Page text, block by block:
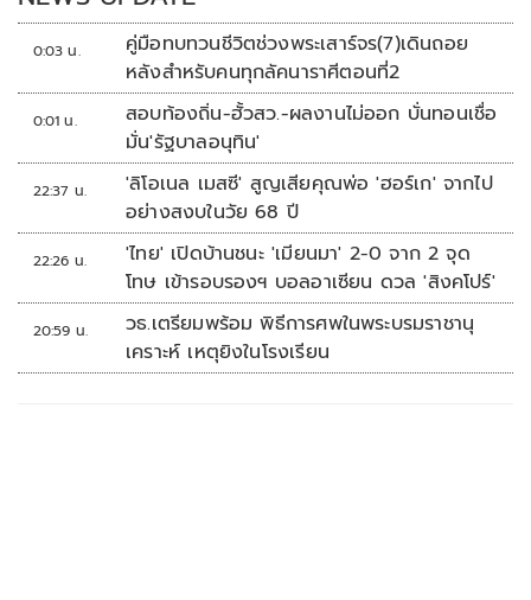
0:03 น.
คู่มือทบทวนชีวิตช่วงพระเสาร์จร(7)เดินถอย
หลังสำหรับคนทุกลัคนาราศีตอนที่2
0:01 น.
สอบท้องถิ่น-ฮั้วสว.-ผลงานไม่ออก บั่นทอนเชื่อ
มั่น'รัฐบาลอนุทิน'
22:37 น.
'ลิโอเนล เมสซี' สูญเสียคุณพ่อ 'ฮอร์เก' จากไป
อย่างสงบในวัย 68 ปี
22:26 น.
'ไทย' เปิดบ้านชนะ 'เมียนมา' 2-0 จาก 2 จุด
โทษ เข้ารอบรองฯ บอลอาเซียน ดวล 'สิงคโปร์'
20:59 น.
วธ.เตรียมพร้อม พิธีการศพในพระบรมราชานุ
เคราะห์ เหตุยิงในโรงเรียน